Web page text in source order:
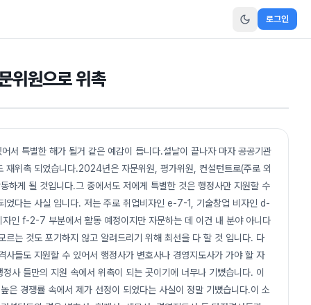
로그인
위원으로 위촉
서 특별한 해가 될거 같은 예감이 듭니다.설날이 끝나자 마자 공공기관
재위촉 되었습니다.2024년은 자문위원, 평가위원, 컨설턴트로(주로 외
하게 될 것입니다.그 중에서도 저에게 특별한 것은 행정사만 지원할 수
었다는 사실 입니다. 저는 주로 취업비자인 e-7-1, 기술창업 비자인 d-
인 f-2-7 부분에서 활동 예정이지만 자문하는 데 이건 내 분야 아니다
는 것도 포기하지 않고 알려드리기 위해 최선을 다 할 것 입니다. 다
들도 지원할 수 있어서 행정사가 변호사나 경영지도사가 가야 할 자
사 들만의 지원 속에서 위촉이 되는 곳이기에 너무나 기뼜습니다. 이
은 경쟁률 속에서 제가 선정이 되었다는 사실이 정말 기뼜습니다.이 소